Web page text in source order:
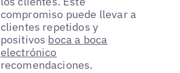
compromiso puede llevar a
clientes repetidos y
positivos boca a boca
electrónico
recomendaciones.